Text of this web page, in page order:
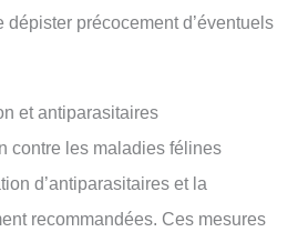
dépister précocement d’éventuels
et antiparasitaires
contre les maladies félines
d’antiparasitaires et la
recommandées. Ces mesures